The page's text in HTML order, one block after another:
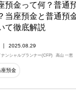
預金って何？普通
当座預金と普通預
て徹底解説
2025.08.29
ナンシャルプランナー(CFP) 高山 一恵
座預金